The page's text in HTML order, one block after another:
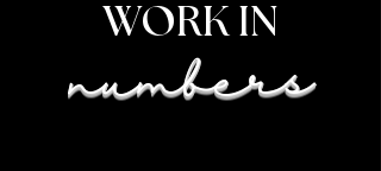
WORK IN
numbers